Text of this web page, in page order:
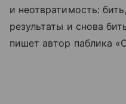
и неотвратимость:
результаты и снова
пишет автор паблика